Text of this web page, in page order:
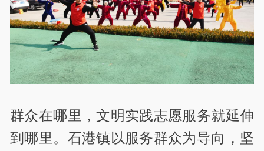
群众在哪里，文明实践志愿服务就延伸
到哪里。石港镇以服务群众为导向，坚